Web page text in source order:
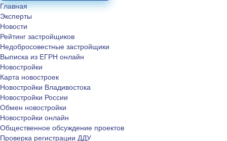
Главная
Эксперты
Новости
Рейтинг застройщиков
Недобросовестные застройщики
Выписка из ЕГРН онлайн
Новостройки
Карта новостроек
Новостройки Владивостока
Новостройки России
Обмен новостройки
Новостройки онлайн
Общественное обсуждение проектов
Проверка регистрации ДДУ